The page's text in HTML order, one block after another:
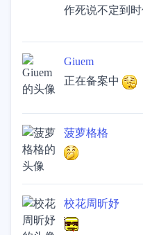
作死说不定到
Giuem
正在备案中
菠萝格格
校花周昕妤